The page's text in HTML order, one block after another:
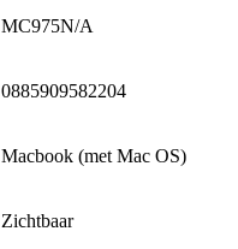
MC975N/A
0885909582204
Macbook (met Mac OS)
Zichtbaar